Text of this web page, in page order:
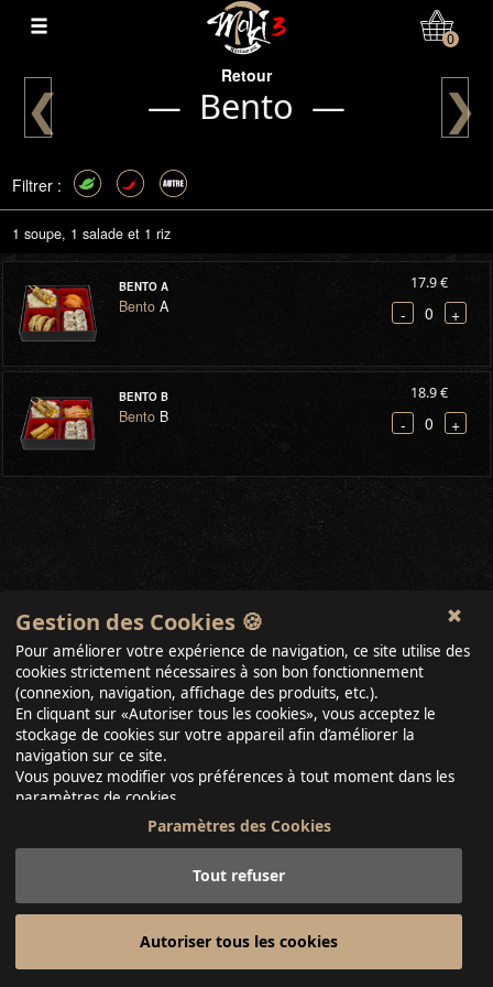
Connecter
0
Gestion des Cookies 🍪
Pour améliorer votre expérience de navigation, ce site utilise des
cookies strictement nécessaires à son bon fonctionnement
(connexion, navigation, affichage des produits, etc.).
En cliquant sur «Autoriser tous les cookies», vous acceptez le
stockage de cookies sur votre appareil afin d’améliorer la
navigation sur ce site.
Vous pouvez modifier vos préférences à tout moment dans les
paramètres de cookies.
Paramètres des Cookies
Tout refuser
Autoriser tous les cookies
Retour
— Bento —
❮ ❯
Filtrer :
1 soupe, 1 salade et 1 riz
BENTO A
BentoA
17.9 €
- 0 +
BENTO B
BentoB
18.9 €
- 0 +